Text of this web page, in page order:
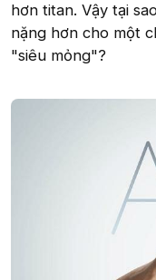
hơn titan. Vậy tại
nặng hơn cho một
"siêu mỏng"?